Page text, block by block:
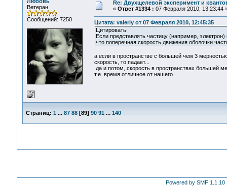
Ветеран
Сообщений: 7250
Re: Двухщелевой эксперимент и
« Ответ #1334 : 07 Февраля 2010, 13:23:44
Цитата: valeriy от 07 Февраля 2010, 12:45:35
Цитировать:
Если представлять частицу (например,
что поперечная скорость движения оболочки
а если в пространстве с большей чем 3
скорость, то падает...
да и потом, скорость в пространствах большей
т.е. время отличное от нашего...
Страниц: 1 ... 87 88[89] 90 91 ... 140
Powered by SMF 1.1.10